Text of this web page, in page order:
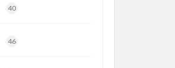
40
46